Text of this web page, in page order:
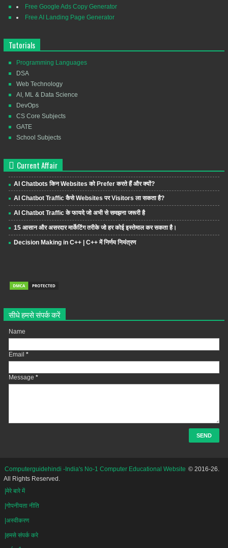
Free Google Ads Copy Generator
Free AI Landing Page Generator
Tutorials
Programming Languages
DSA
Web Technology
AI, ML & Data Science
DevOps
CS Core Subjects
GATE
School Subjects
Current Affair
AI Chatbots किन Websites को Prefer करते हैं और क्यों?
AI Chatbot Traffic कैसे Websites पर Visitors ला सकता है?
AI Chatbot Traffic के फायदे जो अभी से समझना जरूरी है
15 आसान और असरदार मार्केटिंग तरीके जो हर कोई इस्तेमाल कर सकता है।
Decision Making in C++ | C++ में निर्णय नियंत्रण
सीधे हमसे संपर्क करें
Name
Email *
Message *
Computerguidehindi -India's No-1 Computer Educational Website © 2016-26.
All Rights Reserved.
|मेरे बारे में
|गोपनीयता नीति
|अस्वीकरण
|हमसे संपर्क करे